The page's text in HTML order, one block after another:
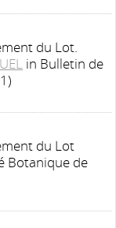
du Lot.
in Bulletin de
du Lot
Botanique de